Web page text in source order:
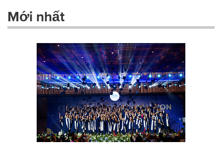
these
dropdown
will
Mới nhất